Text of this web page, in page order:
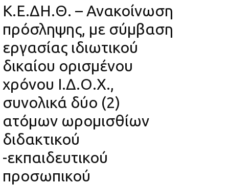
Κ.Ε.ΔΗ.Θ. – Ανακοίνωση
πρόσληψης, με σύμβαση
εργασίας ιδιωτικού
δικαίου ορισμένου
χρόνου Ι.Δ.Ο.Χ.,
συνολικά δύο (2)
ατόμων ωρομισθίων
διδακτικού
-εκπαιδευτικού
προσωπικού